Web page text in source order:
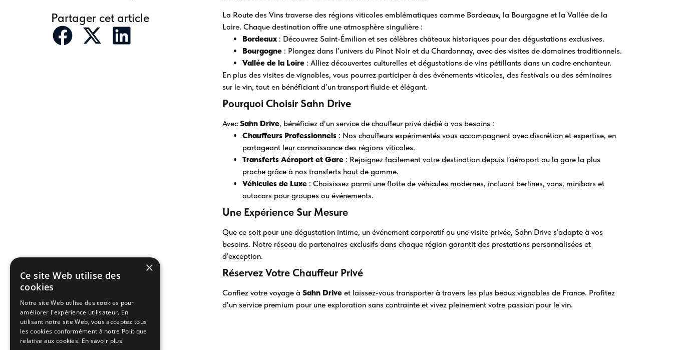
Partager cet article
La Route des Vins traverse des régions viticoles emblématiques comme Bordeaux, la Bourgogne et la Vallée de la
Loire. Chaque destination offre une atmosphère singulière :
Bordeaux : Découvrez Saint-Émilion et ses célèbres châteaux historiques pour des dégustations exclusives.
Bourgogne : Plongez dans l’univers du Pinot Noir et du Chardonnay, avec des visites de domaines traditionnels.
Vallée de la Loire : Alliez découvertes culturelles et dégustations de vins pétillants dans un cadre enchanteur.
En plus des visites de vignobles, vous pourrez participer à des événements viticoles, des festivals ou des séminaires
sur le vin, tout en bénéficiant d’un transport fluide et élégant.
Pourquoi Choisir Sahn Drive
Avec Sahn Drive, bénéficiez d’un service de chauffeur privé dédié à vos besoins :
Chauffeurs Professionnels : Nos chauffeurs expérimentés vous accompagnent avec discrétion et expertise, en
partageant leur connaissance des régions viticoles.
Transferts Aéroport et Gare : Rejoignez facilement votre destination depuis l’aéroport ou la gare la plus
proche grâce à nos transferts haut de gamme.
Véhicules de Luxe : Choisissez parmi une flotte de véhicules modernes, incluant berlines, vans, minibars et
autocars pour groupes ou événements.
Une Expérience Sur Mesure
Que ce soit pour une dégustation intime, un événement corporatif ou une visite privée, Sahn Drive s’adapte à vos
besoins. Notre réseau de partenaires exclusifs dans chaque région garantit des prestations personnalisées et
d’exception.
Réservez Votre Chauffeur Privé
Confiez votre voyage à Sahn Drive et laissez-vous transporter à travers les plus beaux vignobles de France. Profitez
d’un service premium pour une exploration sans contrainte et vivez pleinement votre passion pour le vin.
×
Ce site Web utilise des
cookies
Notre site Web utilise des cookies pour
améliorer l'expérience utilisateur. En
utilisant notre site Web, vous acceptez tous
les cookies conformément à notre Politique
relative aux cookies. En savoir plus